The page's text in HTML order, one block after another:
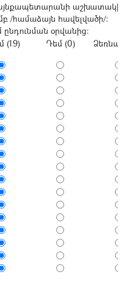
/համաձայն հավելվածի/:
ընդունման օրվանից:
(19)
Դեմ (0)